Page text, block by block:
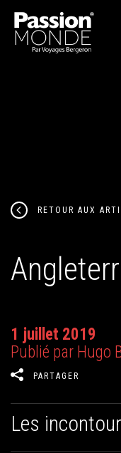
RETOUR AUX
1 juillet 2019
Publié par Hugo
PARTAGER
Les